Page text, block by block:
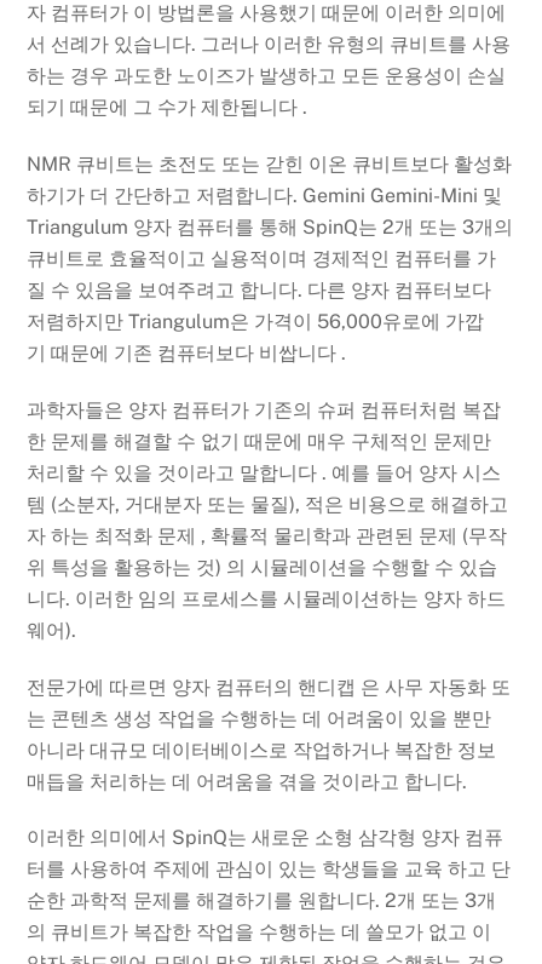
자 컴퓨터가 이 방법론을 사용했기 때문에 이러한 의미에
서 선례가 있습니다. 그러나 이러한 유형의 큐비트를 사용
하는 경우 과도한 노이즈가 발생하고 모든 운용성이 손실
되기 때문에 그 수가 제한됩니다 .
NMR 큐비트는 초전도 또는 갇힌 이온 큐비트보다 활성화
하기가 더 간단하고 저렴합니다. Gemini Gemini-Mini 및
Triangulum 양자 컴퓨터를 통해 SpinQ는 2개 또는 3개의
큐비트로 효율적이고 실용적이며 경제적인 컴퓨터를 가
질 수 있음을 보여주려고 합니다. 다른 양자 컴퓨터보다
저렴하지만 Triangulum은 가격이 56,000유로에 가깝
기 때문에 기존 컴퓨터보다 비쌉니다 .
과학자들은 양자 컴퓨터가 기존의 슈퍼 컴퓨터처럼 복잡
한 문제를 해결할 수 없기 때문에 매우 구체적인 문제만
처리할 수 있을 것이라고 말합니다 . 예를 들어 양자 시스
템 (소분자, 거대분자 또는 물질), 적은 비용으로 해결하고
자 하는 최적화 문제 , 확률적 물리학과 관련된 문제 (무작
위 특성을 활용하는 것) 의 시뮬레이션을 수행할 수 있습
니다. 이러한 임의 프로세스를 시뮬레이션하는 양자 하드
웨어).
전문가에 따르면 양자 컴퓨터의 핸디캡 은 사무 자동화 또
는 콘텐츠 생성 작업을 수행하는 데 어려움이 있을 뿐만
아니라 대규모 데이터베이스로 작업하거나 복잡한 정보
매듭을 처리하는 데 어려움을 겪을 것이라고 합니다.
이러한 의미에서 SpinQ는 새로운 소형 삼각형 양자 컴퓨
터를 사용하여 주제에 관심이 있는 학생들을 교육 하고 단
순한 과학적 문제를 해결하기를 원합니다. 2개 또는 3개
의 큐비트가 복잡한 작업을 수행하는 데 쓸모가 없고 이